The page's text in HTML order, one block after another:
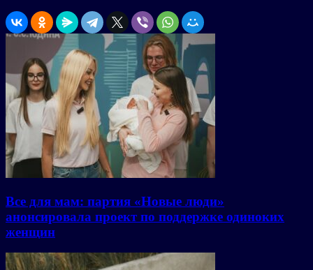
Все для мам: партия «Новые люди»
анонсировала проект по поддержке одиноких
женщин